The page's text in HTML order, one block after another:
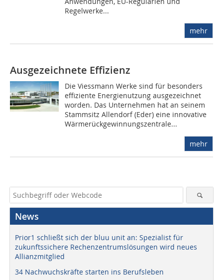
Regelwerke...
mehr
Ausgezeichnete Effizienz
Die Viessmann Werke sind für besonders
effiziente Energienutzung ausgezeichnet
worden. Das Unternehmen hat an seinem
Stammsitz Allendorf (Eder) eine innovative
Wärmerückgewinnungszentrale...
mehr
News
Prior1 schließt sich der bluu unit an: Spezialist für
zukunftssichere Rechenzentrumslösungen wird neues
Allianzmitglied
34 Nachwuchskräfte starten ins Berufsleben